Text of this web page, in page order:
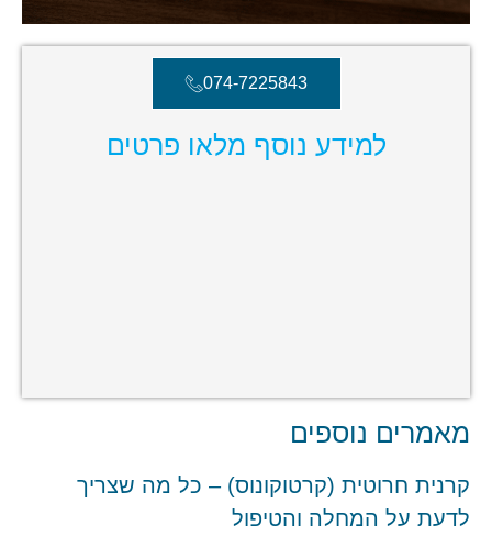
074-7225843
למידע נוסף מלאו פרטים
מאמרים נוספים
קרנית חרוטית (קרטוקונוס) – כל מה שצריך
לדעת על המחלה והטיפול